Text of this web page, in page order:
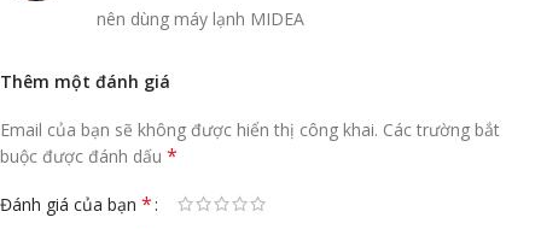
nên dùng máy lạnh MIDEA
Thêm một đánh giá
Email của bạn sẽ không được hiển thị công khai. Các trường bắt
buộc được đánh dấu *
Đánh giá của bạn *